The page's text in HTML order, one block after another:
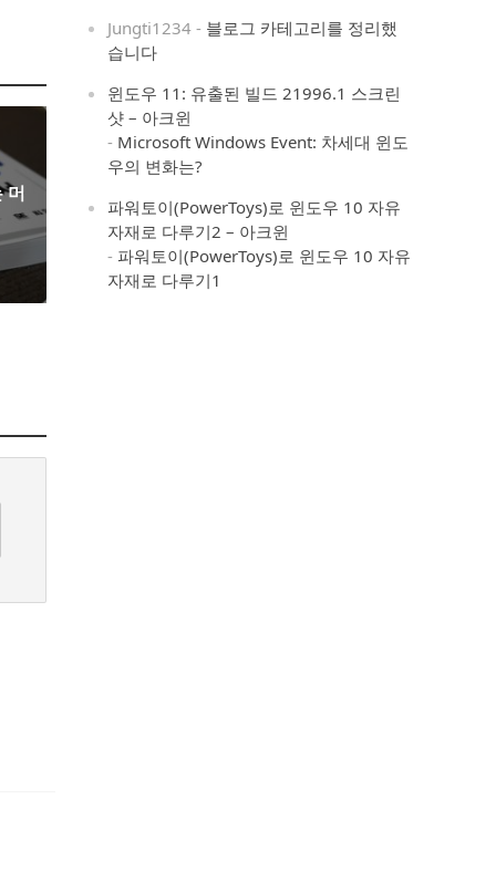
머
Jungti1234 - 블로그 카테고리를 정리했
습니다
윈도우 11: 유출된 빌드 21996.1 스크린
샷 – 아크윈
- Microsoft Windows Event: 차세대 윈도
우의 변화는?
파워토이(PowerToys)로 윈도우 10 자유
자재로 다루기2 – 아크윈
- 파워토이(PowerToys)로 윈도우 10 자유
자재로 다루기1